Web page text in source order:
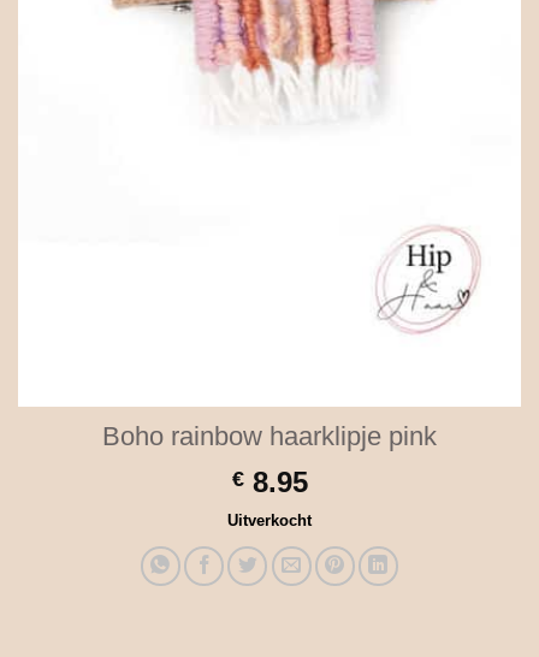
Boho rainbow haarklipje pink
€8.95
Uitverkocht